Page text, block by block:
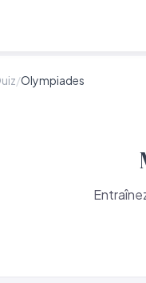
/Olympiades